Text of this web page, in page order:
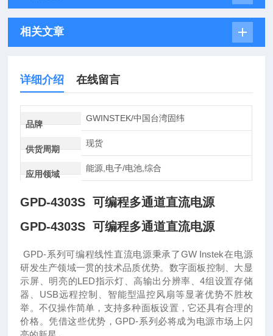
相关文章
详细介绍 在线留言
品牌
GWINSTEK/中国台湾固纬
供货周期
现货
应用领域
能源,电子/电池,综合
GPD-4303S 可编程多通道直流电源
GPD-4303S 可编程多通道直流电源
GPD-系列可编程线性直流电源秉承了GW Instek在电源
研发生产领域一贯的技术品质优势。数字面板控制、大显
示屏、明亮的LED指示灯、高输出分辨率、4组设置存储
器、USB远程控制、智能型温控风扇等显著优势不胜枚
举。不仅操作简单，支持多种面板设置，它还具有合理的
价格。凭借这些优势，GPD-系列必将成为电源市场上闪